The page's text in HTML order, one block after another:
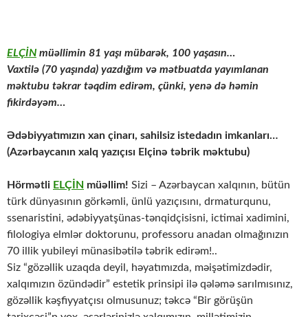
ELÇİN müəllimin 81 yaşı mübarək, 100 yaşasın…
Vaxtilə (70 yaşında) yazdığım və mətbuatda yayımlanan
məktubu təkrar təqdim edirəm, çünki, yenə də həmin
fikirdəyəm…
Ədəbiyyatımızın xan çinarı, sahilsiz istedadın imkanları…
(Azərbaycanın xalq yazıçısı Elçinə təbrik məktubu)
Hörmətli ELÇİN müəllim! Sizi – Azərbaycan xalqının, bütün
türk dünyasının görkəmli, ünlü yazıçısını, drmaturqunu,
ssenaristini, ədəbiyyatşünas-tənqidçisisni, ictimai xadimini,
filologiya elmlər doktorunu, professoru anadan olmağınızın
70 illik yubileyi münasibətilə təbrik edirəm!..
Siz “gözəllik uzaqda deyil, həyatımızda, məişətimizdədir,
xalqımızın özündədir” estetik prinsipi ilə qələmə sarılmısınız,
gözəllik kəşfiyyatçısı olmusunuz; təkcə “Bir görüşün